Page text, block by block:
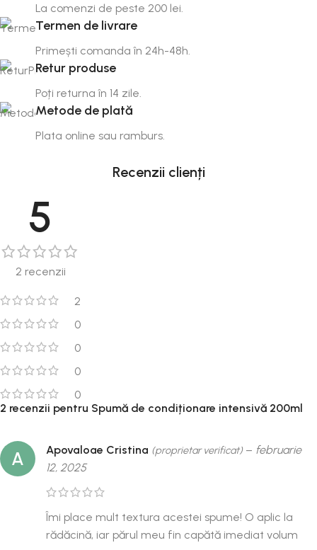
La comenzi de peste 200 lei.
Termen de livrare
Primești comanda în 24h-48h.
Retur produse
Poți returna în 14 zile.
Metode de plată
Plata online sau ramburs.
Recenzii clienți
5
2 recenzii
2
0
0
0
0
2 recenzii pentru Spumă de condiționare intensivă 200ml
A Apovaloae Cristina (proprietar verificat) – februarie
12, 2025
Îmi place mult textura acestei spume! O aplic la
rădăcină, iar părul meu fin capătă imediat volum